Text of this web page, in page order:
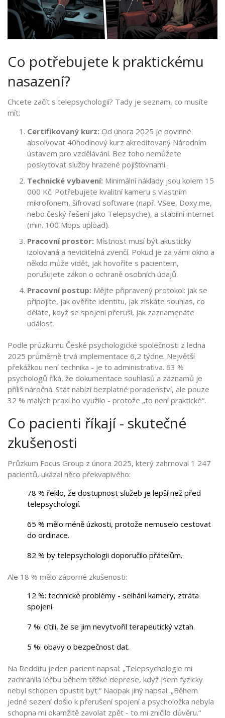
Co potřebujete k praktickému
nasazení?
Chcete začít s telepsychologií? Tady je seznam, co musíte
mít:
Certifikovaný kurz: Od února 2025 je povinné
absolvovat 40hodinový kurz akreditovaný Národním
ústavem pro vzdělávání. Bez toho nemůžete
poskytovat služby hrazené pojišťovnami.
Technické vybavení: Minimální náklady jsou kolem 15
000 Kč. Potřebujete kvalitní kameru s vlastním
mikrofonem, šifrovací software (např. VSee, Doxy.me,
nebo český řešení jako Telepsyche), a stabilní internet
(min. 100 Mbps upload).
Pracovní prostor: Místnost musí být akusticky
izolovaná a neviditelná zvenčí. Pokud je za vámi okno a
někdo může vidět, jak hovoříte s pacientem,
porušujete zákon o ochraně osobních údajů.
Pracovní postup: Mějte připravený protokol: jak se
připojíte, jak ověříte identitu, jak získáte souhlas, co
děláte, když se spojení přeruší, jak zaznamenáte
událost.
Podle průzkumu České psychologické společnosti z ledna
2025 průměrně trvá implementace 6,2 týdne. Největší
překážkou není technika - je to administrativa. 63 %
psychologů říká, že dokumentace souhlasů a záznamů je
příliš náročná. Stát nabízí bezplatné poradenství, ale pouze
32 % malých praxí ho využilo - protože „to není praktické“.
Co pacienti říkají - skutečné
zkušenosti
Průzkum Focus Group z února 2025, který zahrnoval 1 247
pacientů, ukázal něco překvapivého:
78 % řeklo, že dostupnost služeb je lepší než před
telepsychologií.
65 % mělo méně úzkosti, protože nemuselo cestovat
do ordinace.
82 % by telepsychologii doporučilo přátelům.
Ale 18 % mělo záporné zkušenosti:
12 %: technické problémy - selhání kamery, ztráta
spojení.
7 %: cítili, že se jim nevytvořil terapeutický vztah.
5 %: obavy o bezpečnost dat.
Na Redditu jeden pacient napsal: „Telepsychologie mi
zachránila léčbu během těžké deprese, když jsem fyzicky
nebyl schopen opustit byt.“ Naopak jiný napsal: „Během
jedné sezení došlo k přerušení spojení a psycholožka nebyla
schopna mi okamžitě zavolat zpět - to mi zničilo důvěru.“